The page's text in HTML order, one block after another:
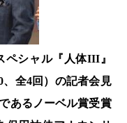
ペシャル『人体III』
、全4回）の記者会見
あるノーベル賞受賞